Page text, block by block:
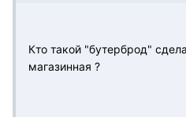
Кто такой "бутерброд"
магазинная ?